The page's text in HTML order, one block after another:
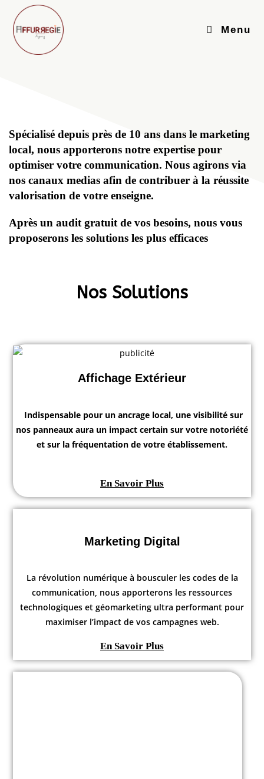
Menu
Spécialisé depuis près de 10 ans dans le marketing
local, nous apporterons notre expertise pour
optimiser votre communication. Nous agirons via
nos canaux medias afin de contribuer à la réussite
valorisation de votre enseigne.
Après un audit gratuit de vos besoins, nous vous
proposerons les solutions les plus efficaces
Nos Solutions
Affichage Extérieur
Indispensable pour un ancrage local, une visibilité sur
nos panneaux aura un impact certain sur votre notoriété
et sur la fréquentation de votre établissement.
En Savoir Plus
Marketing Digital
La révolution numérique à bousculer les codes de la
communication, nous apporterons les ressources
technologiques et géomarketing ultra performant pour
maximiser l’impact de vos campagnes web.
En Savoir Plus